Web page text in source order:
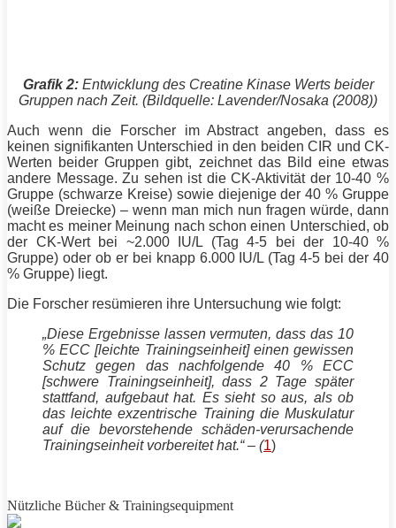
Grafik 2:Entwicklung des Creatine Kinase Werts beider
Gruppen nach Zeit. (Bildquelle: Lavender/Nosaka (2008))
Auch wenn die Forscher im Abstract angeben, dass es
keinen signifikanten Unterschied in den beiden CIR und CK-
Werten beider Gruppen gibt, zeichnet das Bild eine etwas
andere Message. Zu sehen ist die CK-Aktivität der 10-40 %
Gruppe (schwarze Kreise) sowie diejenige der 40 % Gruppe
(weiße Dreiecke) – wenn man mich nun fragen würde, dann
macht es meiner Meinung nach schon einen Unterschied, ob
der CK-Wert bei ~2.000 IU/L (Tag 4-5 bei der 10-40 %
Gruppe) oder ob er bei knapp 6.000 IU/L (Tag 4-5 bei der 40
% Gruppe) liegt.
Die Forscher resümieren ihre Untersuchung wie folgt:
„Diese Ergebnisse lassen vermuten, dass das 10
% ECC [leichte Trainingseinheit] einen gewissen
Schutz gegen das nachfolgende 40 % ECC
[schwere Trainingseinheit], dass 2 Tage später
stattfand, aufgebaut hat. Es sieht so aus, als ob
das leichte exzentrische Trainingdie Muskulatur
auf die bevorstehende schäden-verursachende
Trainingseinheit vorbereitet hat.“ – (1)
Nützliche Bücher & Trainingsequipment